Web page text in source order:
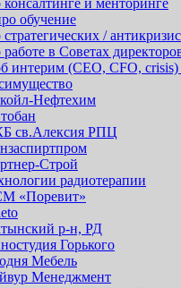
обучение
стратегических /
работе в Советах
интерим (СЕО, СFO, сrisis)
Нефтехим
св.Алексия РПЦ
Строй
радиотерапии
«Поревит»
р-н, РД
Горького
Мебель
Менеджмент